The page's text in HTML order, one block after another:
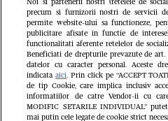
O mai știți pe
Jurca, cea mai
doamnă de la
pensionară, o
precum si furnizorii nostri de servicii
permite website-ului sa functioneze,
publicitare afisate in functie de
functionalitati aferente retelelor de
Beneficiati de drepturile prevazute de
datelor cu caracter personal. Aceste
indicataaici. Prin click pe “ACCEPT
de tip Cookie, care implica inclusiv
informatiilor de catre Vendor-ii cu
MODIFIC SETARILE INDIVIDUAL”
mai putin cele legate de cookie strict